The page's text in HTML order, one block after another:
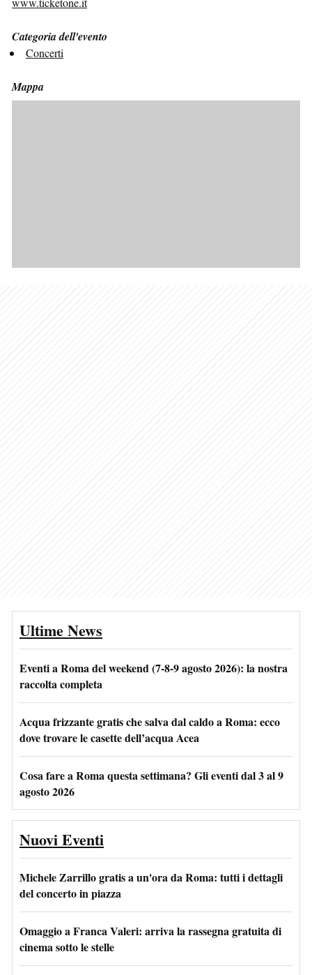
Categoria dell'evento
Concerti
Mappa
Ultime News
Eventi a Roma del weekend (7-8-9 agosto 2026): la nostra
raccolta completa
Acqua frizzante gratis che salva dal caldo a Roma: ecco
dove trovare le casette dell’acqua Acea
Cosa fare a Roma questa settimana? Gli eventi dal 3 al 9
agosto 2026
Nuovi Eventi
Michele Zarrillo gratis a un'ora da Roma: tutti i dettagli
del concerto in piazza
Omaggio a Franca Valeri: arriva la rassegna gratuita di
cinema sotto le stelle